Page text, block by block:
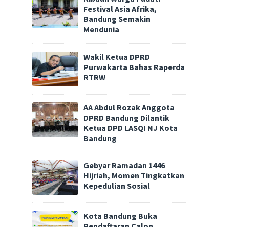
Festival Asia Afrika,
Bandung Semakin
Mendunia
Wakil Ketua DPRD
Purwakarta Bahas Raperda
RTRW
AA Abdul Rozak Anggota
DPRD Bandung Dilantik
Ketua DPD LASQI NJ Kota
Bandung
Gebyar Ramadan 1446
Hijriah, Momen Tingkatkan
Kepedulian Sosial
Kota Bandung Buka